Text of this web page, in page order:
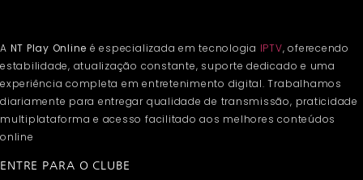
A NT Play Online é especializada em tecnologia IPTV, oferecendo
estabilidade, atualização constante, suporte dedicado e uma
experiência completa em entretenimento digital. Trabalhamos
diariamente para entregar qualidade de transmissão, praticidade
multiplataforma e acesso facilitado aos melhores conteúdos
online
ENTRE PARA O CLUBE